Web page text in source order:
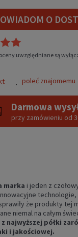
O
uwzględniane są
poleć znajomemu
Darmowa
przy zamówieniu od
marka i jeden z
że produkty tej
niemal na całym
najwyższej półki
i jakościowej.